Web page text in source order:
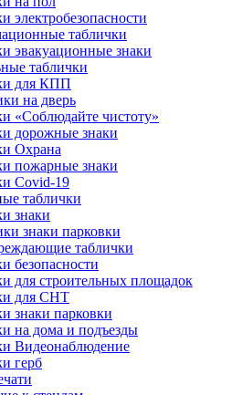
электробезопасности
таблички
эвакуационные знаки
таблички
для КПП
на дверь
«Соблюдайте чистоту»
дорожные знаки
Охрана
пожарные знаки
Covid-19
таблички
знаки
знаки парковки
таблички
безопасности
для строительных площадок
для СНТ
знаки парковки
на дома и подъезды
Видеонаблюдение
герб